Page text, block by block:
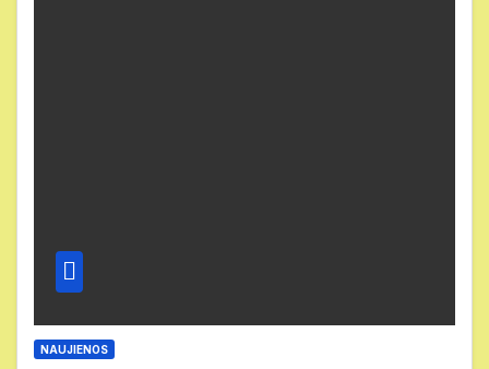
NAUJIENOS